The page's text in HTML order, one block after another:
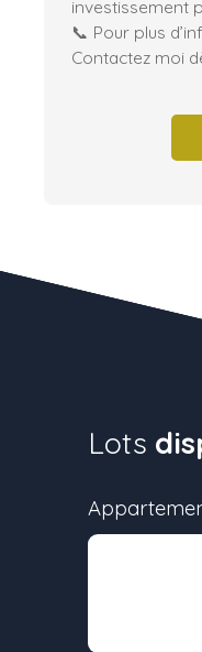
investissement
📞 Pour plus
Contactez moi
Lots